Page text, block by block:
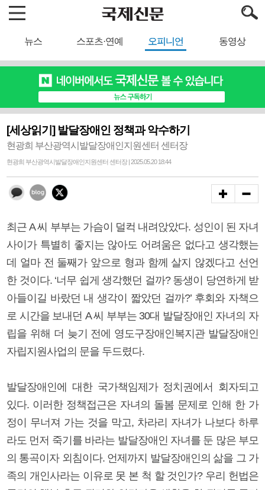
뉴스 스포츠·연예 오피니언 동영상
[세상읽기] 발달장애인 정책과 악수하기
현광희 부산광역시발달장애인지원센터 센터장
현광희 부산광역시발달장애인지원센터 센터장 | 2025.05.20 18:44
최근 A 씨 부부는 가슴이 덜컥 내려앉았다. 성인이 된 자녀
사이가 특별히 좋지는 않아도 어려움은 없다고 생각했는
데 얼마 전 둘째가 앞으로 형과 함께 살지 않겠다고 선언
한 것이다. ‘너무 쉽게 생각했던 걸까? 동생이 당연하게 받
아들이길 바랐던 내 생각이 짧았던 걸까?’ 후회와 자책으
로 시간을 보내던 A 씨 부부는 30대 발달장애인 자녀의 자
립을 위해 더 늦기 전에 영도구장애인복지관 발달장애인
자립지원사업의 문을 두드렸다.
발달장애인에 대한 국가책임제가 정치권에서 회자되고
있다. 이러한 정책접근은 자녀의 돌봄 문제로 인해 한 가
정이 무너져 가는 것을 막고, 차라리 자녀가 나보다 하루
라도 먼저 죽기를 바라는 발달장애인 자녀를 둔 많은 부모
의 통곡이자 외침이다. 언제까지 발달장애인의 삶을 그 가
족의 개인사라는 이유로 못 본 척 할 것인가? 우리 헌법은